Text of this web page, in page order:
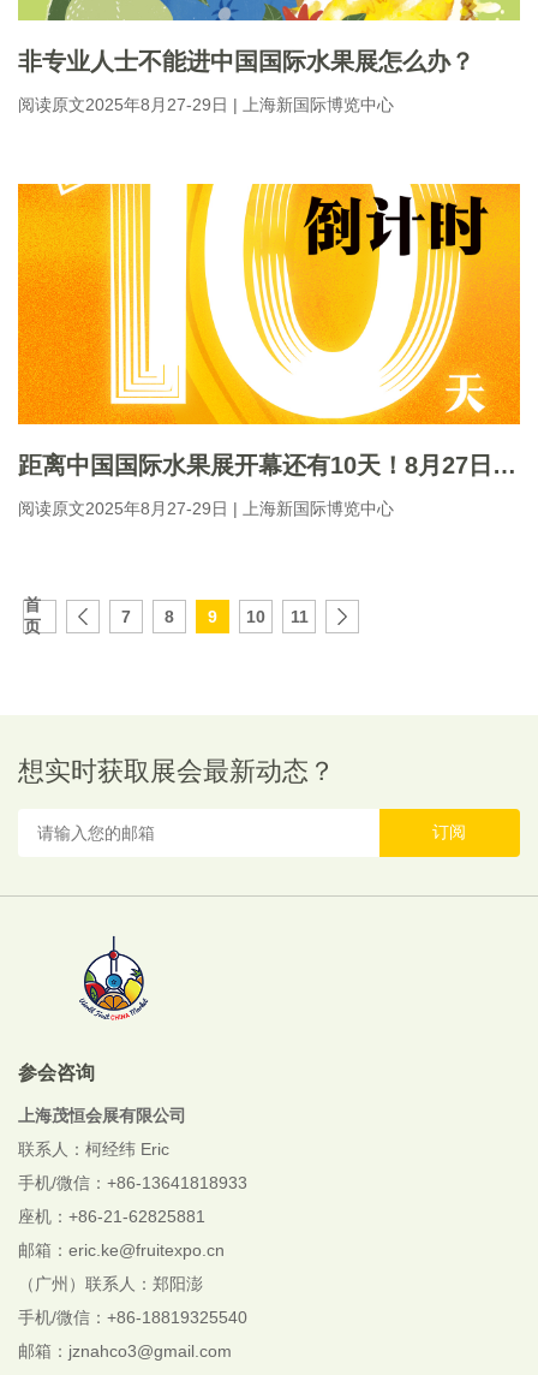
非专业人士不能进中国国际水果展怎么办？
阅读原文2025年8月27-29日 | 上海新国际博览中心
距离中国国际水果展开幕还有10天！8月27日前完成注册可免200元门票！
阅读原文2025年8月27-29日 | 上海新国际博览中心
首
页
7 8 9 10 11
想实时获取展会最新动态？
订阅
参会咨询
上海茂恒会展有限公司
联系人：柯经纬 Eric
手机/微信：+86-13641818933
座机：+86-21-62825881
邮箱：eric.ke@fruitexpo.cn
（广州）联系人：郑阳澎
手机/微信：+86-18819325540
邮箱：jznahco3@gmail.com